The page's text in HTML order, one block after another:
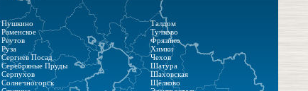
Пушкино
Раменское
Реутов
Руза
Сергиев Посад
Серебряные Пруды
Серпухов
Солнечногорск
Талдом
Тучково
Фрязино
Химки
Чехов
Шатура
Шаховская
Щёлково